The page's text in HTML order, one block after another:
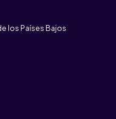
los Países Bajos